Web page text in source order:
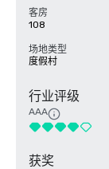
客房
108
场地类型
度假村
行业评级
AAA
获奖